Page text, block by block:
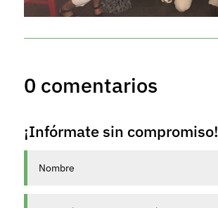
0 comentarios
¡Infórmate sin compromiso!